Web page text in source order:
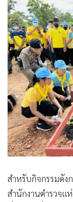
สำหรับกิจกรรมดัง
สำนักงานตำรวจ